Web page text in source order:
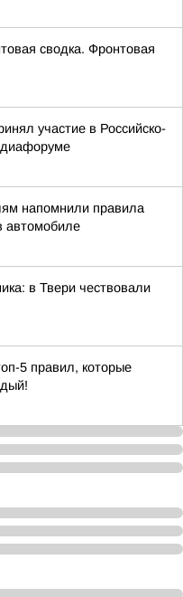
сводка. Фронтовая
участие в Российско-
напомнили правила
автомобиле
в Твери чествовали
5 правил, которые